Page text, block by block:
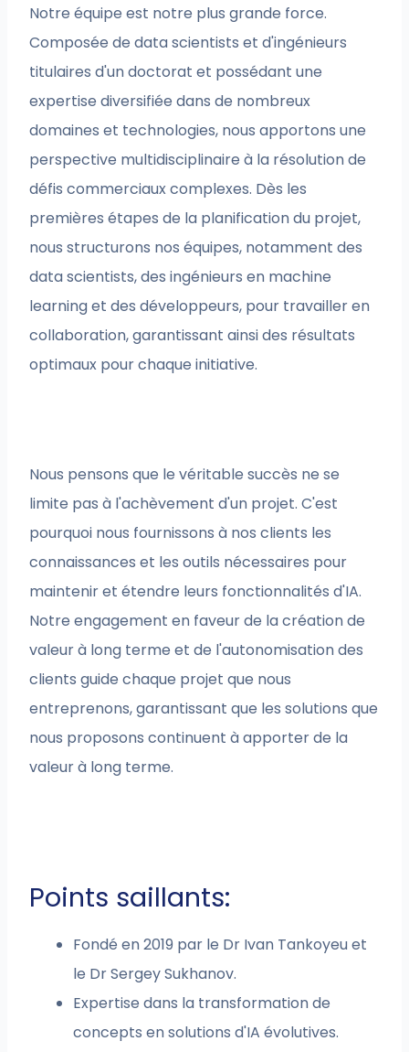
Notre équipe est notre plus grande force.
Composée de data scientists et d'ingénieurs
titulaires d'un doctorat et possédant une
expertise diversifiée dans de nombreux
domaines et technologies, nous apportons une
perspective multidisciplinaire à la résolution de
défis commerciaux complexes. Dès les
premières étapes de la planification du projet,
nous structurons nos équipes, notamment des
data scientists, des ingénieurs en machine
learning et des développeurs, pour travailler en
collaboration, garantissant ainsi des résultats
optimaux pour chaque initiative.
Nous pensons que le véritable succès ne se
limite pas à l'achèvement d'un projet. C'est
pourquoi nous fournissons à nos clients les
connaissances et les outils nécessaires pour
maintenir et étendre leurs fonctionnalités d'IA.
Notre engagement en faveur de la création de
valeur à long terme et de l'autonomisation des
clients guide chaque projet que nous
entreprenons, garantissant que les solutions que
nous proposons continuent à apporter de la
valeur à long terme.
Points saillants:
Fondé en 2019 par le Dr Ivan Tankoyeu et
le Dr Sergey Sukhanov.
Expertise dans la transformation de
concepts en solutions d'IA évolutives.